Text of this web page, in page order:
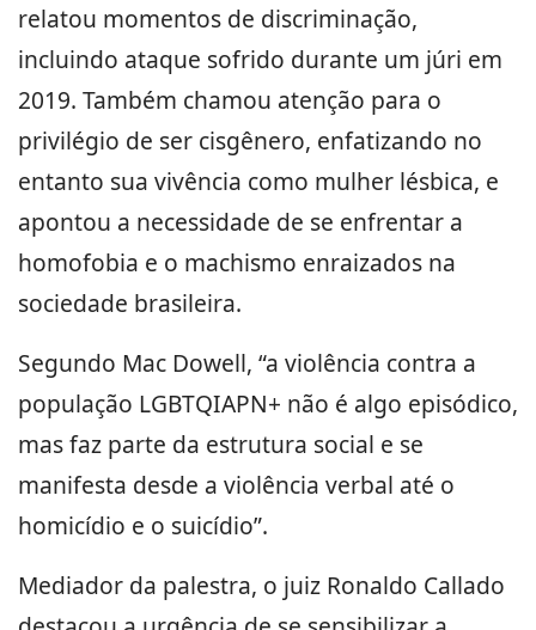
relatou momentos de discriminação,
incluindo ataque sofrido durante um júri em
2019. Também chamou atenção para o
privilégio de ser cisgênero, enfatizando no
entanto sua vivência como mulher lésbica, e
apontou a necessidade de se enfrentar a
homofobia e o machismo enraizados na
sociedade brasileira.
Segundo Mac Dowell, “a violência contra a
população LGBTQIAPN+ não é algo episódico,
mas faz parte da estrutura social e se
manifesta desde a violência verbal até o
homicídio e o suicídio”.
Mediador da palestra, o juiz Ronaldo Callado